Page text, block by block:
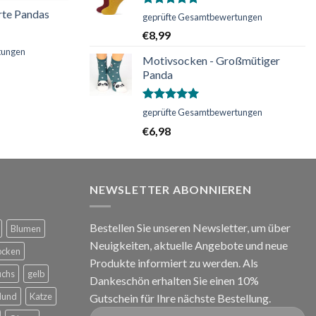
Pandas
Bewertet
von 5
geprüfte Gesamtbewertungen
€8,99
Motivsocken - Großmütiger
Panda
Bewertet
von 5
geprüfte Gesamtbewertungen
€6,98
Blumen
gelb
Katze
NEWSLETTER ABONNIEREN
Bestellen Sie unseren Newsletter, um über
Neuigkeiten, aktuelle Angebote und neue
Produkte informiert zu werden. Als
Dankeschön erhalten Sie einen 10%
Gutschein für Ihre nächste Bestellung.